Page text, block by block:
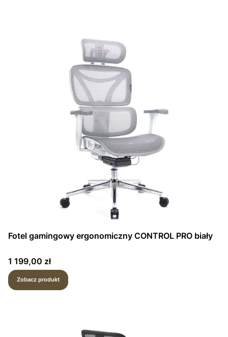
Fotel gamingowy ergonomiczny CONTROL PRO biały
Cena
1 199,00 zł
Zobacz produkt